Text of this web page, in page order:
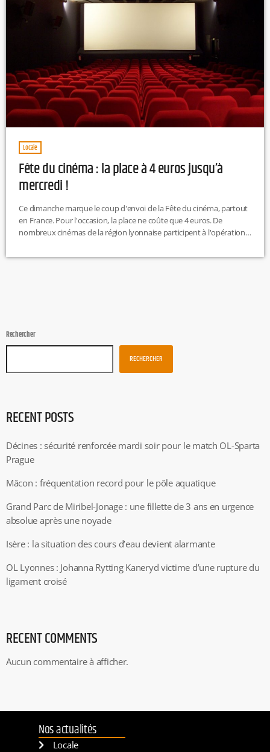
Locale
Fête du cinéma : la place à 4 euros jusqu’à
mercredi !
Ce dimanche marque le coup d'envoi de la Fête du cinéma, partout
en France. Pour l'occasion, la place ne coûte que 4 euros. De
nombreux cinémas de la région lyonnaise participent à l'opération
(les films à l'affiche).
Rechercher
RECHERCHER
RECENT POSTS
Décines : sécurité renforcée mardi soir pour le match OL-Sparta
Prague
Mâcon : fréquentation record pour le pôle aquatique
Grand Parc de Miribel-Jonage : une fillette de 3 ans en urgence
absolue après une noyade
Isère : la situation des cours d’eau devient alarmante
OL Lyonnes : Johanna Rytting Kaneryd victime d’une rupture du
ligament croisé
RECENT COMMENTS
Aucun commentaire à afficher.
Nos actualités
Locale